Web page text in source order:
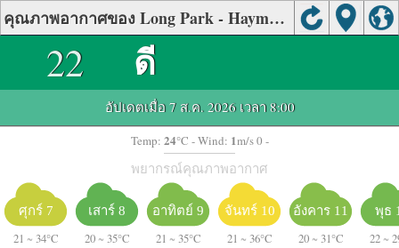
คุณภาพอากาศของ Long Park - Haymarket, Northern Virginia
22 ดี
อัปเดตเมื่อ 7 ส.ค. 2026 เวลา 8:00
Temp: 24°C - Wind: 1m/s 0 -
พยากรณ์คุณภาพอากาศ
ศุกร์ 7
21 ~ 34°C
เสาร์ 8
20 ~ 35°C
อาทิตย์ 9
21 ~ 35°C
จันทร์ 10
21 ~ 36°C
อังคาร 11
20 ~ 31°C
พุธ
22 ~